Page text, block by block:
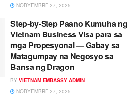
NOBYEMBRE 27, 2025
Step‑by‑Step Paano Kumuha ng
Vietnam Business Visa para sa
mga Propesyonal — Gabay sa
Matagumpay na Negosyo sa
Bansa ng Dragon
BY VIETNAM EMBASSY ADMIN
NOBYEMBRE 27, 2025